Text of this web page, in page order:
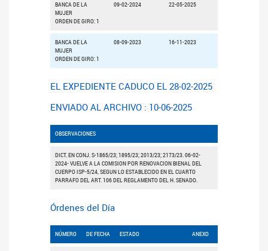
BANCA DE LA
MUJER
ORDEN DE GIRO: 1
09-02-2024 22-05-2025
BANCA DE LA
MUJER
ORDEN DE GIRO: 1
08-09-2023 16-11-2023
EL EXPEDIENTE CADUCO EL 28-02-2025
ENVIADO AL ARCHIVO : 10-06-2025
OBSERVACIONES
DICT. EN CONJ. S-1865/23; 1895/23; 2013/23; 2173/23. 06-02-
2024- VUELVE A LA COMISION POR RENOVACION BIENAL DEL
CUERPO ISP-5/24, SEGUN LO ESTABLECIDO EN EL CUARTO
PARRAFO DEL ART. 106 DEL REGLAMENTO DEL H. SENADO.
Órdenes del Día
NÚMERO DE FECHA ESTADO ANEXO